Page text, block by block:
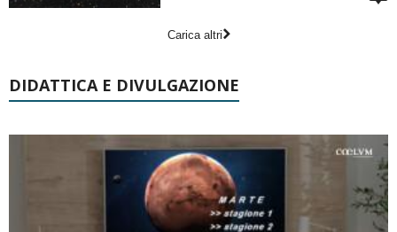
Carica altri
DIDATTICA E DIVULGAZIONE